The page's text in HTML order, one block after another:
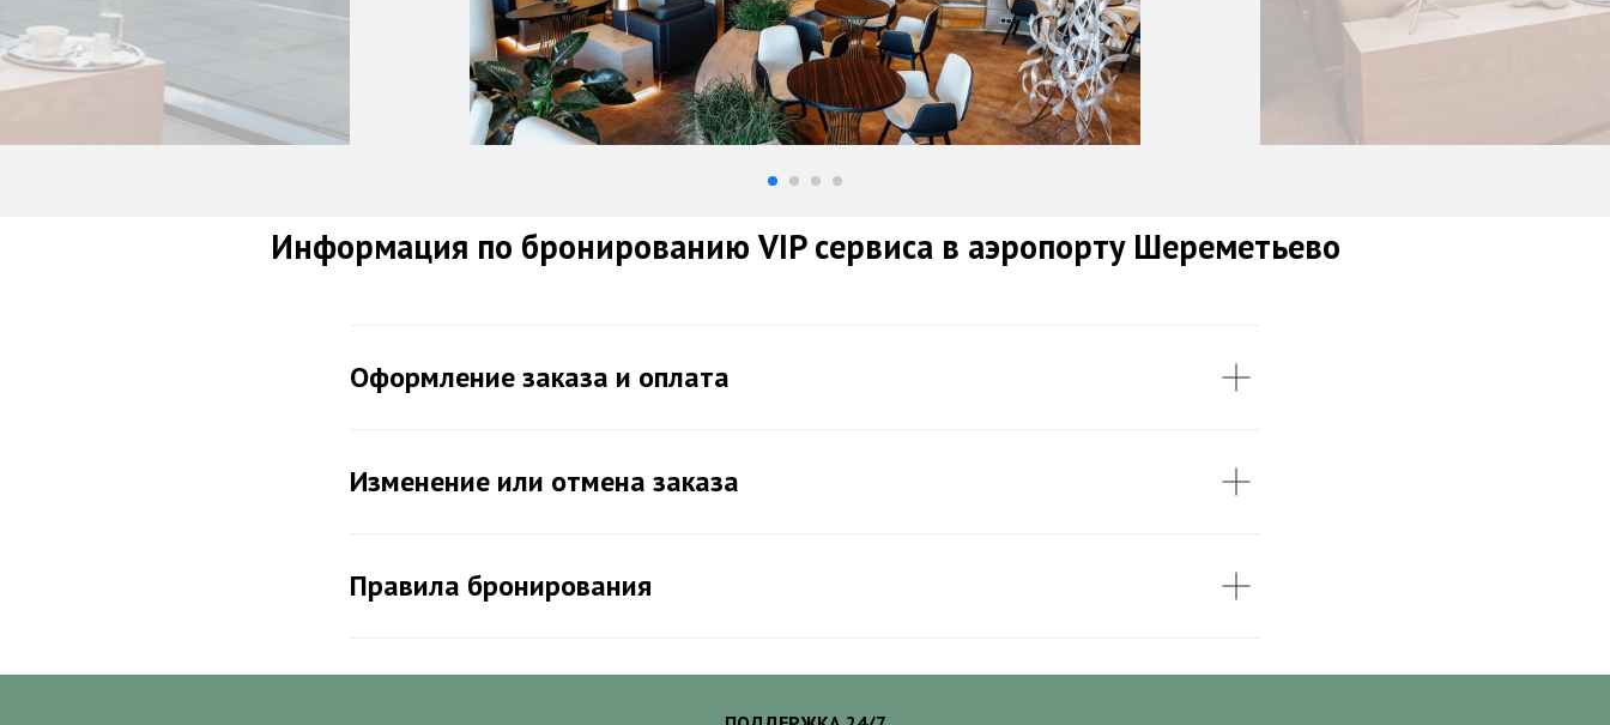
Информация по бронированию VIP сервиса в аэропорту Шереметьево
Оформление заказа и оплата
Изменение или отмена заказа
Правила бронирования